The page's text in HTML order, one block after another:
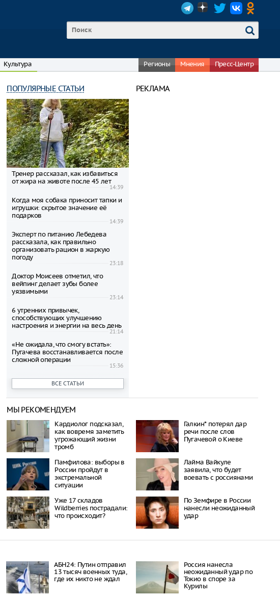
Культура Регионы Мнения Пресс-Центр
ПОПУЛЯРНЫЕ СТАТЬИ
Тренер рассказал, как избавиться
от жира на животе после 45 лет
14:39
Когда моя собака приносит тапки и
игрушки: скрытое значение её
подарков
14:39
Эксперт по питанию Лебедева
рассказала, как правильно
организовать рацион в жаркую
погоду
23:18
Доктор Моисеев отметил, что
вейпинг делает зубы более
уязвимыми
23:14
6 утренних привычек,
способствующих улучшению
настроения и энергии на весь день
21:14
«Не ожидала, что смогу встать»:
Пугачева восстанавливается после
сложной операции
15:36
Волочкова раскритиковала Билана
за пренебрежение к зрителям
Владимир Путин наградил Николая
Баскова орденом «За заслуги
перед Отечеством» IV степени
23:35
Продюсер Олега Газманова
остается в СИЗО
22:42
Диетолог Мухина предостерегает
от чрезмерного употребления
арбуза
Доктор Кузнецов объяснил, как
снизить уровень кортизола
Неудобная ситуация: когда детская
заболеваниях?
15:42
Биолог Максим Петров развенчал
миф об опасности желтых арбузов
ВСЕ СТАТЬИ
РЕКЛАМА
МЫ РЕКОМЕНДУЕМ
Кардиолог подсказал,
как вовремя заметить
угрожающий жизни
тромб
Галкин* потерял дар
речи после слов
Пугачевой о Киеве
Памфилова: выборы в
России пройдут в
экстремальной
ситуации
Лайма Вайкуле
заявила, что будет
воевать с россиянами
Уже 17 складов
Wildberries пострадали:
что происходит?
По Земфире в России
нанесли неожиданный
удар
АБН24: Путин отправил
13 тысяч военных туда,
где их никто не ждал
Россия нанесла
неожиданный удар по
Токио в споре за
Курилы